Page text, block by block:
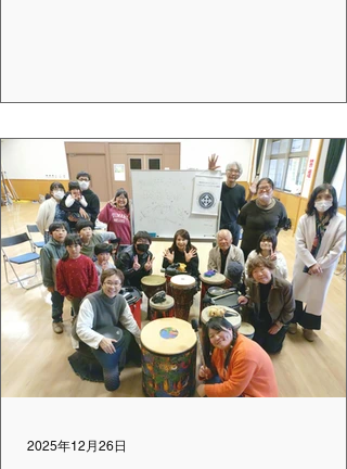
は初めてドラムサークルを体験するという
方も多く、年齢も未就学児から大人まで
（令和生まれから昭和生まれまで）スタッ
フ含め32名でリズムコミュニケーション
楽しむことができました。 様々な太鼓と
物楽器を、みんなが叩けるように工夫され
たトムトムのファシリテーションでは、誰
もが楽しみながら席を移動して楽器に触れ
る経験ができました。ストップカットを体
験してくれた方は、ノリノリで満面の笑顔
で「たのし～い！」と、ちょっと恥ずかし
未就学児の男の子は「めっちゃ楽しいね
2025年12月26日